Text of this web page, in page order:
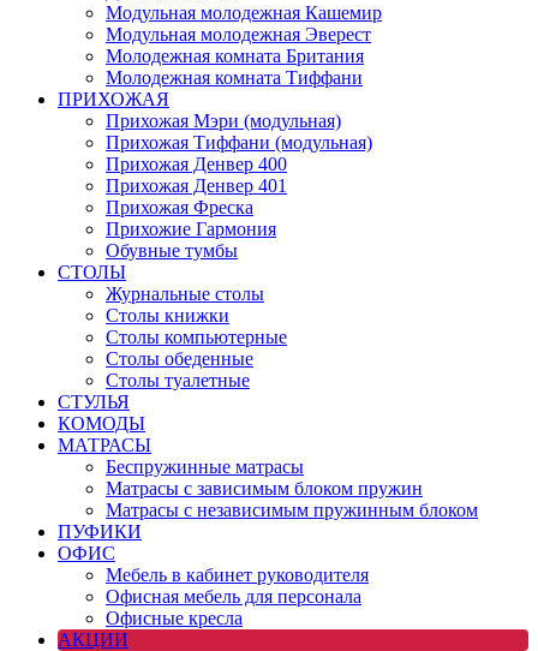
Модульная молодежная Кашемир
Модульная молодежная Эверест
Молодежная комната Британия
Молодежная комната Тиффани
ПРИХОЖАЯ
Прихожая Мэри (модульная)
Прихожая Тиффани (модульная)
Прихожая Денвер 400
Прихожая Денвер 401
Прихожая Фреска
Прихожие Гармония
Обувные тумбы
СТОЛЫ
Журнальные столы
Столы книжки
Столы компьютерные
Столы обеденные
Столы туалетные
СТУЛЬЯ
КОМОДЫ
МАТРАСЫ
Беспружинные матрасы
Матрасы с зависимым блоком пружин
Матрасы с независимым пружинным блоком
ПУФИКИ
ОФИС
Мебель в кабинет руководителя
Офисная мебель для персонала
Офисные кресла
АКЦИИ